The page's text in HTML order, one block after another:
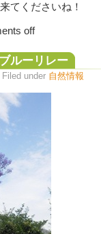
てくださいね！
off
ルーリレー
under 自然情報